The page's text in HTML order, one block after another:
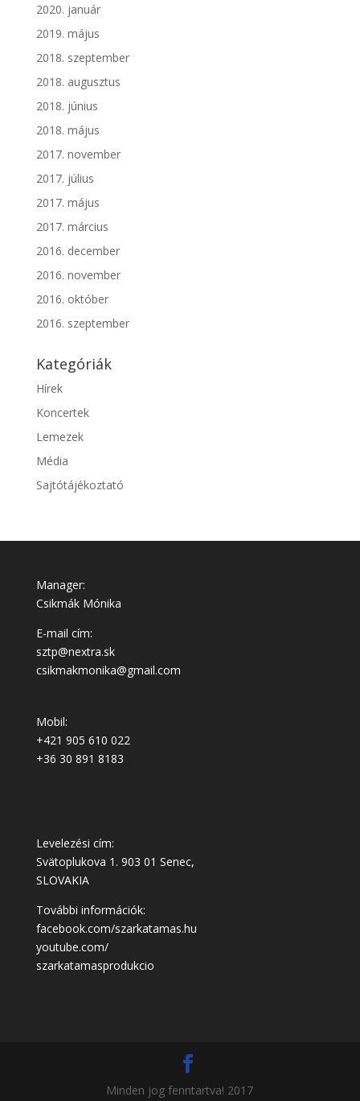
2020. január
2019. május
2018. szeptember
2018. augusztus
2018. június
2018. május
2017. november
2017. július
2017. május
2017. március
2016. december
2016. november
2016. október
2016. szeptember
Kategóriák
Hírek
Koncertek
Lemezek
Média
Sajtótájékoztató
Manager:
Csikmák Mónika
E-mail cím:
sztp@nextra.sk
csikmakmonika@gmail.com
Mobil:
+421 905 610 022
+36 30 891 8183
Levelezési cím:
Svätoplukova 1. 903 01 Senec,
SLOVAKIA
További információk:
facebook.com/szarkatamas.hu
youtube.com/
szarkatamasprodukcio
Minden jog fenntartva! 2017